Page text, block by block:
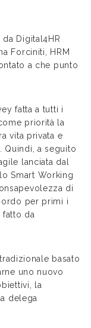
Digital4HR
Forciniti, HRM
a che punto
fatta a tutti i
priorità la
vita privata e
a seguito
lanciata dal
Smart Working
di
per primi i
da
basato
uno nuovo
la
delega